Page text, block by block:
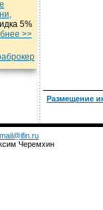
5%
>>
Размещение
mail@ifin.ru
Черемхин